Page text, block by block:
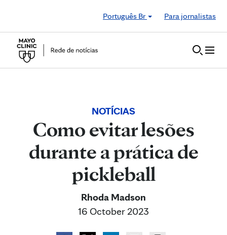
Português Br
Para jornalistas
NOTÍCIAS
Como evitar lesões
durante a prática de
pickleball
Rhoda Madson
16 October 2023